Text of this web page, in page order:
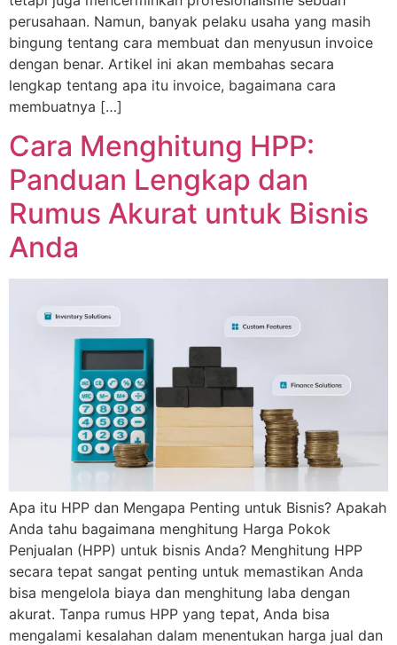
perusahaan. Namun, banyak pelaku usaha yang masih
bingung tentang cara membuat dan menyusun invoice
dengan benar. Artikel ini akan membahas secara
lengkap tentang apa itu invoice, bagaimana cara
membuatnya […]
Cara Menghitung HPP:
Panduan Lengkap dan
Rumus Akurat untuk Bisnis
Anda
Apa itu HPP dan Mengapa Penting untuk Bisnis? Apakah
Anda tahu bagaimana menghitung Harga Pokok
Penjualan (HPP) untuk bisnis Anda? Menghitung HPP
secara tepat sangat penting untuk memastikan Anda
bisa mengelola biaya dan menghitung laba dengan
akurat. Tanpa rumus HPP yang tepat, Anda bisa
mengalami kesalahan dalam menentukan harga jual dan